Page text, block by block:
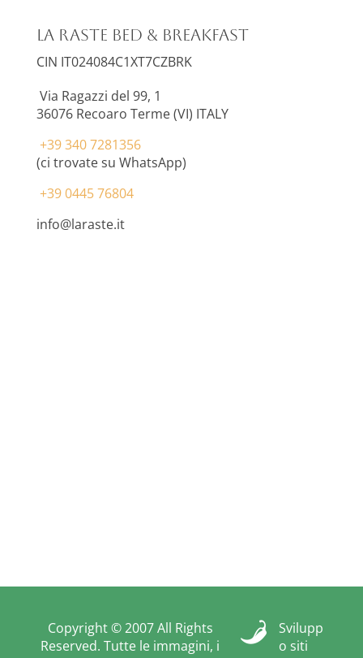
La Raste Bed & Breakfast
CIN IT024084C1XT7CZBRK
Via Ragazzi del 99, 1
36076 Recoaro Terme (VI) ITALY
+39 340 7281356
(ci trovate su WhatsApp)
+39 0445 76804
info@laraste.it
Copyright © 2007 All Rights
Reserved. Tutte le immagini, i
Svilupp
o siti